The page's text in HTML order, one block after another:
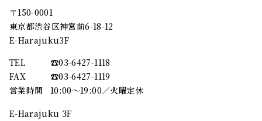
〒150-0001
東京都渋谷区神宮前6-18-12
E-Harajuku3F
TEL
☎︎03-6427-1118
FAX
☎︎03-6427-1119
営業時間
10:00～19:00／火曜定休
E-Harajuku 3F